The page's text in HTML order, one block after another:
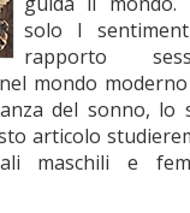
solo I
rapporto
mondo
del sonno, lo
articolo
maschili e